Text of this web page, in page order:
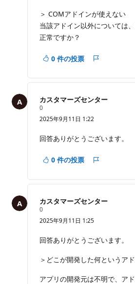
示
に
す
る
＞ COMアドインが使えない
当該アドイン以外については
正常ですか？
0 件の投票
ー
カスタマーズセンター
0評
の
イ
ン
2025年9月11日 1:22
回答ありがとうございます。
0 件の投票
ー
カスタマーズセンター
0評
の
イ
ン
2025年9月11日 1:25
回答ありがとうございます。
＞どこが開発した何というア
アプリの開発元は不明で、ア